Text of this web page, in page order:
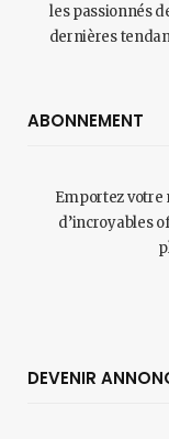
les passionnés
dernières
ABONNEMENT
Emportez votre
d’incroyables
DEVENIR